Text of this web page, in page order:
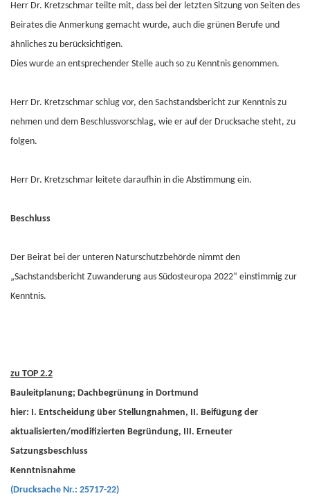
Herr Dr. Kretzschmar teilte mit, dass bei der letzten Sitzung von Seiten des
Beirates die Anmerkung gemacht wurde, auch die grünen Berufe und
ähnliches zu berücksichtigen.
Dies wurde an entsprechender Stelle auch so zu Kenntnis genommen.
Herr Dr. Kretzschmar schlug vor, den Sachstandsbericht zur Kenntnis zu
nehmen und dem Beschlussvorschlag, wie er auf der Drucksache steht, zu
folgen.
Herr Dr. Kretzschmar leitete daraufhin in die Abstimmung ein.
Beschluss
Der Beirat bei der unteren Naturschutzbehörde nimmt den
„Sachstandsbericht Zuwanderung aus Südosteuropa 2022“ einstimmig zur
Kenntnis.
zu TOP 2.2
Bauleitplanung; Dachbegrünung in Dortmund
hier: I. Entscheidung über Stellungnahmen, II. Beifügung der
aktualisierten/modifizierten Begründung, III. Erneuter
Satzungsbeschluss
Kenntnisnahme
(Drucksache Nr.: 25717-22)